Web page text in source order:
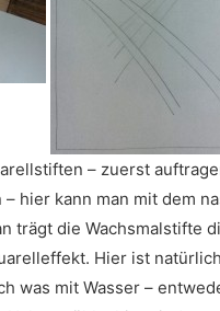
– zuerst
hier kann man mit dem
trägt die Wachsmalstifte
Hier ist
was mit Wasser –